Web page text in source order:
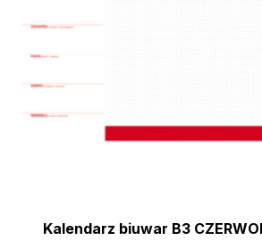
Kalendarz biuwar B3